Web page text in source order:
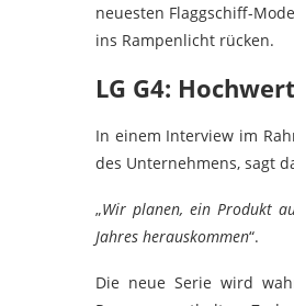
neuesten Flaggschiff-
ins Rampenlicht rücken.
LG G4:
In einem Interview im
des Unternehmens, sagt
„Wir planen, ein Produkt
Jahres herauskommen“.
Die neue Serie wird